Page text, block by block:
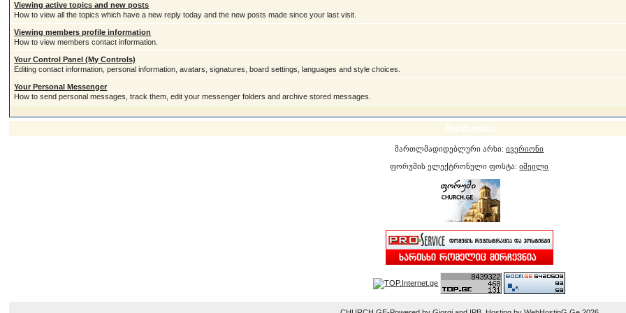
Viewing active topics and new posts
How to view all the topics which have a new reply today and the new posts made since your last visit.
Viewing members profile information
How to view members contact information.
Your Control Panel (My Controls)
Editing contact information, personal information, avatars, signatures, board settings, languages and style choices.
Your Personal Messenger
How to send personal messages, track them, edit your messenger folders and archive stored messages.
მსუბუქი ვერსია
მართლმადიდებლური არხი:ივერიონი
ფორუმის ელექტრონული ფოსტა:იმეილი